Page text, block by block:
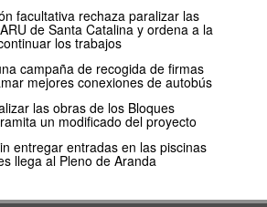
facultativa rechaza paralizar las
de Santa Catalina y ordena a la
los trabajos
campaña de recogida de firmas
mejores conexiones de autobús
las obras de los Bloques
un modificado del proyecto
entregar entradas en las piscinas
llega al Pleno de Aranda